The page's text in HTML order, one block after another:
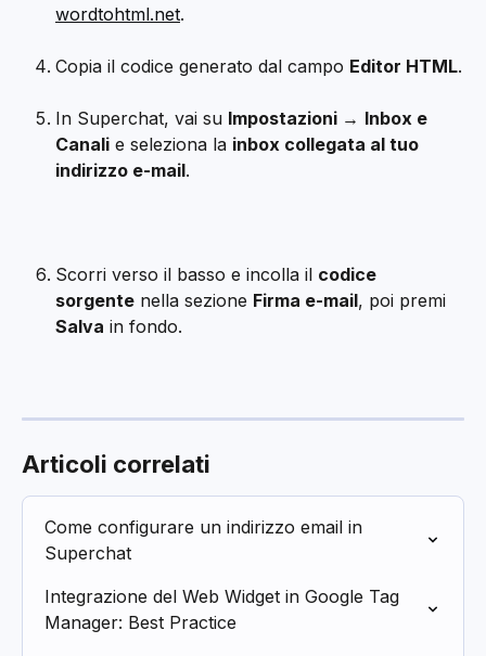
wordtohtml.net.
Copia il codice generato dal campo Editor HTML.
In Superchat, vai su Impostazioni → Inbox e
Canali e seleziona la inbox collegata al tuo
indirizzo e-mail.
Scorri verso il basso e incolla il codice
sorgente nella sezione Firma e-mail, poi premi
Salva in fondo.
Articoli correlati
Come configurare un indirizzo email in
Superchat
Integrazione del Web Widget in Google Tag
Manager: Best Practice